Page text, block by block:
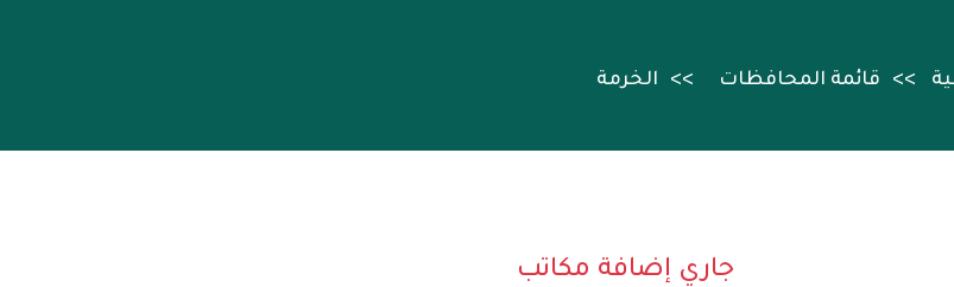
قائمة المحافظات الخرمة
جاري إضافة مكاتب